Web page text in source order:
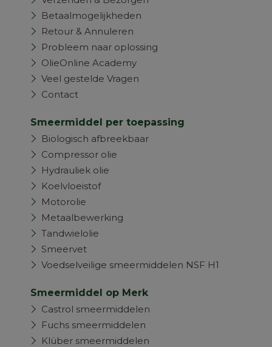
Betaalmogelijkheden
Retour & Annuleren
Probleem naar oplossing
OlieOnline Academy
Veel gestelde Vragen
Contact
Smeermiddel per toepassing
Biologisch afbreekbaar
Compressor olie
Hydrauliek olie
Koelvloeistof
Motorolie
Metaalbewerking
Tandwielolie
Smeervet
Voedselveilige smeermiddelen NSF H1
Smeermiddel op Merk
Castrol smeermiddelen
Fuchs smeermiddelen
Klüber smeermiddelen